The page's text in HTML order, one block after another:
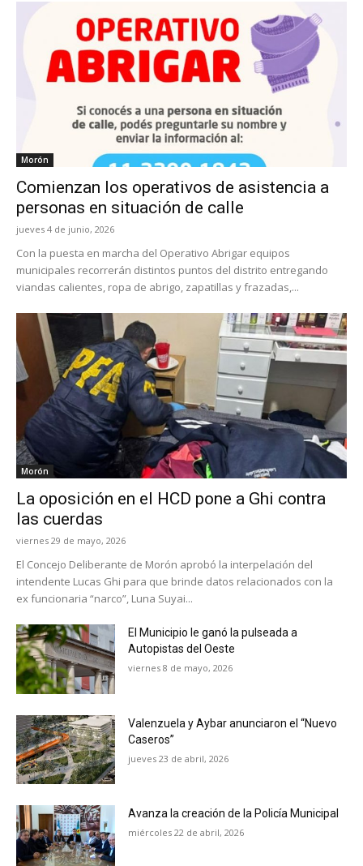
Morón
Comienzan los operativos de asistencia a
personas en situación de calle
jueves 4 de junio, 2026
Con la puesta en marcha del Operativo Abrigar equipos
municipales recorrerán distintos puntos del distrito entregando
viandas calientes, ropa de abrigo, zapatillas y frazadas,...
Morón
La oposición en el HCD pone a Ghi contra
las cuerdas
viernes 29 de mayo, 2026
El Concejo Deliberante de Morón aprobó la interpelación del
intendente Lucas Ghi para que brinde datos relacionados con la
ex funcionaria “narco”, Luna Suyai...
El Municipio le ganó la pulseada a
Autopistas del Oeste
viernes 8 de mayo, 2026
Valenzuela y Aybar anunciaron el “Nuevo
Caseros”
jueves 23 de abril, 2026
Avanza la creación de la Policía Municipal
miércoles 22 de abril, 2026